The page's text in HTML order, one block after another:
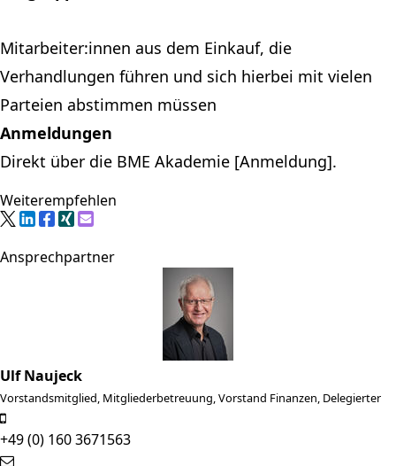
Mitarbeiter:innen aus dem Einkauf, die
Verhandlungen führen und sich hierbei mit vielen
Parteien abstimmen müssen
Anmeldungen
Direkt über die BME Akademie [Anmeldung].
Weiterempfehlen
Ansprechpartner
Ulf Naujeck
Vorstandsmitglied, Mitgliederbetreuung, Vorstand Finanzen, Delegierter
+49 (0) 160 3671563